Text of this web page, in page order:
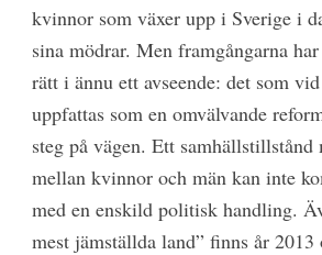
kvinnor som växer upp i Sverige i
sina mödrar. Men framgångarna
rätt i ännu ett avseende: det som
uppfattas som en omvälvande
steg på vägen. Ett samhällstillstånd
mellan kvinnor och män kan inte
med en enskild politisk handling.
mest jämställda land” finns år